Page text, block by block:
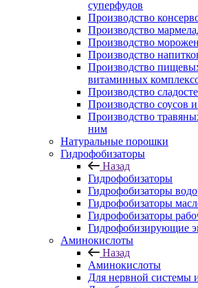
суперфудов
Производство
Производство
Производство
Производство
Производство
витаминных
Производство
Производство соусов
Производство
ним
Натуральные порошки
Гидрофобизаторы
Назад
Гидрофобизаторы
Гидрофобизаторы
Гидрофобизаторы
Гидрофобизаторы
Гидрофобизирующие
Аминокислоты
Назад
Аминокислоты
Для нервной системы